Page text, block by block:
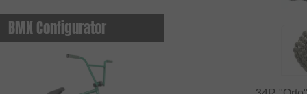
BMX Configurator